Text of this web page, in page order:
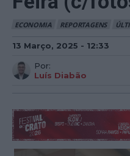
ECONOMIA REPORTAGENS
13 Março, 2025 - 12:33
Por:
Luís Diabão